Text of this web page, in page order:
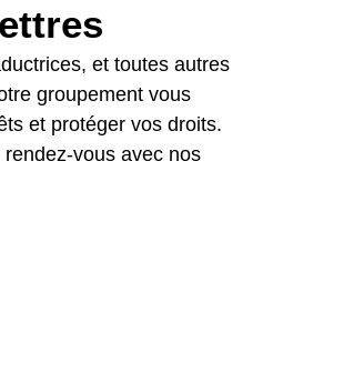
et toutes autres
groupement vous
et protéger vos droits.
vous avec nos